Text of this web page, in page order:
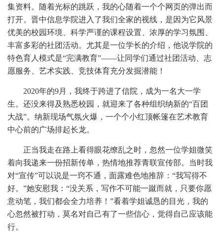
集资料。随着光标的跳跃，我的心随着一个个网页的弹出而
打开。晋中信息学院进入了我们全家的视线，是因为它风景
优美的校园环境、科学严谨的课程设置、浓厚的学习氛围、
丰富多彩的社团活动。尤其是一位学长的介绍，他说学院的
特色育人模式是“完满教育”——让同学们通过社团活动、志
愿服务、艺术实践、竞技体育充分发掘潜能！
2020年的9月，我终于跨进了信院，成为一名大一学
生。还没来得及熟悉校园，就迎来了各种组织纳新的“百团
大战”。纳新现场气氛火爆，一个个小红顶帐篷在艺术教育
中心前的广场排起长龙。
正当我走在路上看得眼花缭乱之时，忽然一位学姐微笑
着向我递来一份招新传单，热情地推荐青联宣传部。当时我
对“宣传”可以说是一窍不通，面露难色地推辞：“我写得不
好。”她安慰我：“没关系，写作不可能一蹴而就，只要你愿
意动笔，我们都会全力培养！”看着学姐诚恳的目光，我的
心忽然被打动，莫名对自己有了一些信心，觉得自己应该能
行。